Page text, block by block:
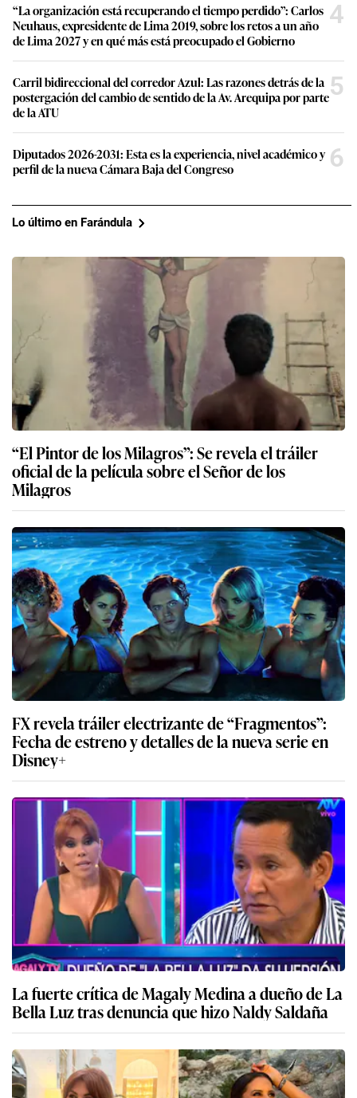
“La organización está recuperando el tiempo perdido”: Carlos
Neuhaus, expresidente de Lima 2019, sobre los retos a un año
de Lima 2027 y en qué más está preocupado el Gobierno
4
Carril bidireccional del corredor Azul: Las razones detrás de la
postergación del cambio de sentido de la Av. Arequipa por parte
de la ATU
5
Diputados 2026-2031: Esta es la experiencia, nivel académico y
perfil de la nueva Cámara Baja del Congreso
6
Lo último en Farándula
“El Pintor de los Milagros”: Se revela el tráiler
oficial de la película sobre el Señor de los
Milagros
FX revela tráiler electrizante de “Fragmentos”:
Fecha de estreno y detalles de la nueva serie en
Disney+
La fuerte crítica de Magaly Medina a dueño de La
Bella Luz tras denuncia que hizo Naldy Saldaña